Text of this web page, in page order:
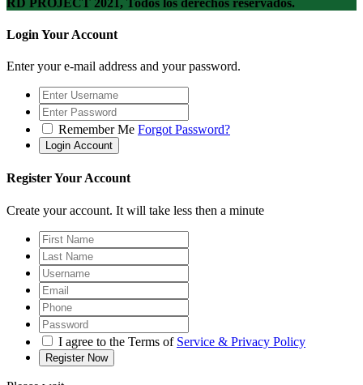
Login Your Account
Enter your e-mail address and your password.
Remember Me Forgot Password?
Register Your Account
Create your account. It will take less then a minute
I agree to the Terms of Service & Privacy Policy